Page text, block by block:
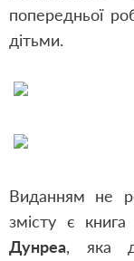
попередньої
дітьми.
Виданням не
змісту є книга
Дунреа, яка